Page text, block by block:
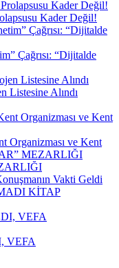
Kader Değil!
Çağrısı: “Dijitalde
Listesine Alındı
Organizması ve Kent
Vakti Geldi
KİTAP
VEFA